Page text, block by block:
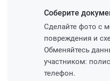
Соберите
Сделайте фото с
повреждения и
Обменяйтесь
участником:
телефон.